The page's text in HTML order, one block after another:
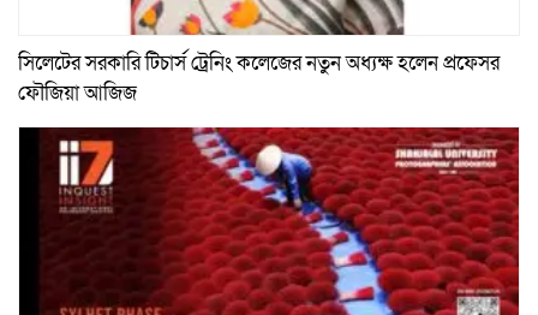
সিলেটের সরকারি টিচার্স ট্রেনিং কলেজের নতুন অধ্যক্ষ হলেন প্রফেসর
ফৌজিয়া আজিজ